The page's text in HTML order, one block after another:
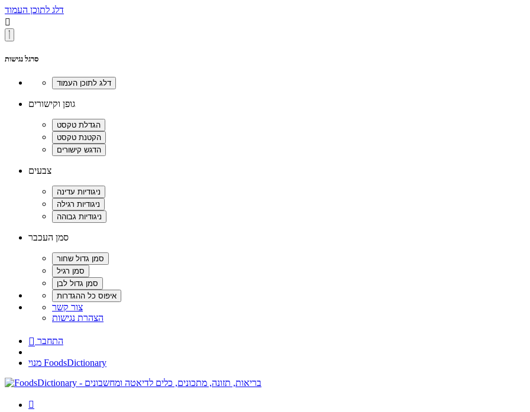
דלג לתוכן העמוד

סרגל נגישות
גופן וקישורים
צבעים
סמן העכבר
צור קשר
הצהרת נגישות
 התחבר
מנוי FoodsDictionary
